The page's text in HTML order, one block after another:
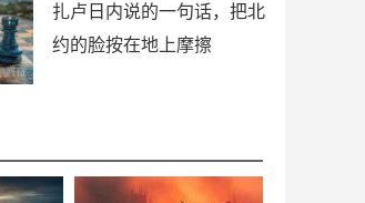
扎卢日内说的一句话，把北
约的脸按在地上摩擦